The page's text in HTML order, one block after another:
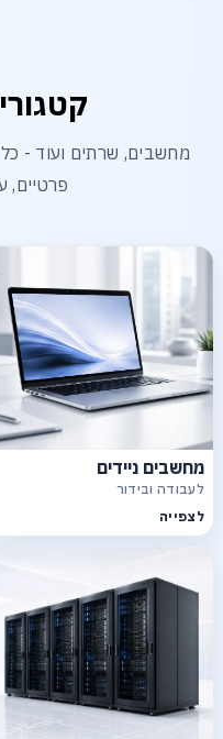
מחשבים, שרתים ועוד -
פרטיים,
מחשבים ניידים
לעבודה ובידור
לצפייה